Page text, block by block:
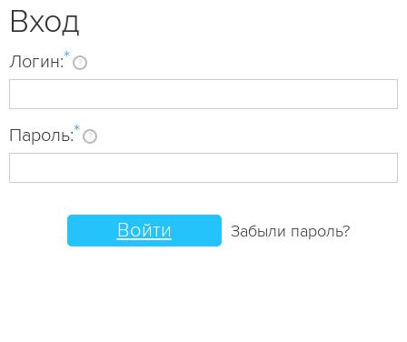
Вход
Логин:* ?
Пароль:* ?
Забыли пароль?